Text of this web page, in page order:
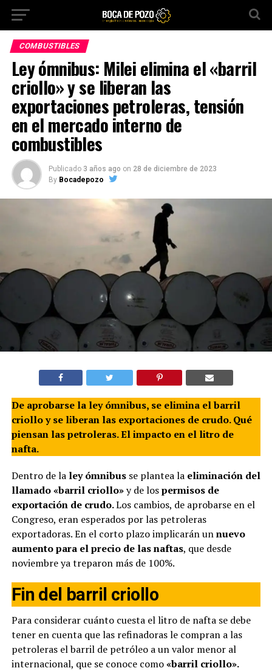
COMBUSTIBLES
Ley ómnibus: Milei elimina el «barril
criollo» y se liberan las
exportaciones petroleras, tensión
en el mercado interno de
combustibles
Publicado 3 años ago on 28 de diciembre de 2023
By Bocadepozo
De aprobarse la ley ómnibus, se elimina el barril
criollo y se liberan las exportaciones de crudo. Qué
piensan las petroleras. El impacto en el litro de
nafta.
Dentro de la ley ómnibusse plantea la eliminación del
llamado «barril criollo»y de lospermisos de
exportación de crudo.Los cambios, de aprobarse en el
Congreso, eran esperados por las petroleras
exportadoras. En el corto plazo implicarán unnuevo
aumento para el precio de las naftas, que desde
noviembre ya treparon más de 100%.
Fin del barril criollo
Para considerar cuánto cuesta el litro de nafta se debe
tener en cuenta que las refinadoras le compran a las
petroleras el barril de petróleo a un valor menor al
internacional, que se conoce como«barril criollo».